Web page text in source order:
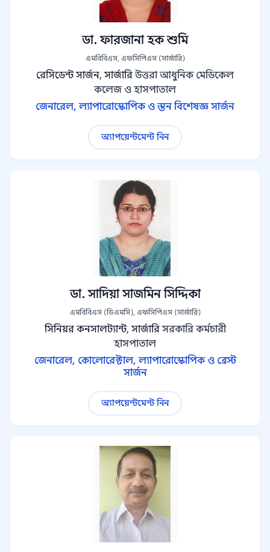
ডা. ফারজানা হক শুমি
এমবিবিএস, এফসিপিএস (সার্জারি)
রেসিডেন্ট সার্জন, সার্জারি উত্তরা আধুনিক মেডিকেল
কলেজ ও হাসপাতাল
জেনারেল, ল্যাপারোস্কোপিক ও স্তন বিশেষজ্ঞ সার্জন
অ্যাপয়েন্টমেন্ট নিন
ডা. সাদিয়া সাজমিন সিদ্দিকা
এমবিবিএস (ডিএমসি), এফসিপিএস (সার্জারি)
সিনিয়র কনসালট্যান্ট, সার্জারি সরকারি কর্মচারী
হাসপাতাল
জেনারেল, কোলোরেক্টাল, ল্যাপারোস্কোপিক ও ব্রেস্ট
সার্জন
অ্যাপয়েন্টমেন্ট নিন